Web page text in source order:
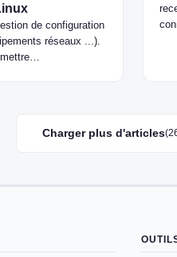
de configuration
réseaux ...).
Charger plus d'articles